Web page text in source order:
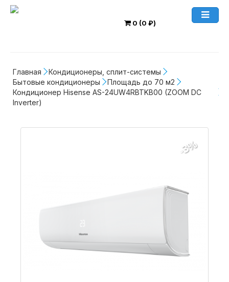
0 (0 ₽)
Главная
Кондиционеры, сплит-системы
Бытовые кондиционеры
Площадь до 70 м2
Кондиционер Hisense AS-24UW4RBTKB00 (ZOOM DC
Inverter)
-3%